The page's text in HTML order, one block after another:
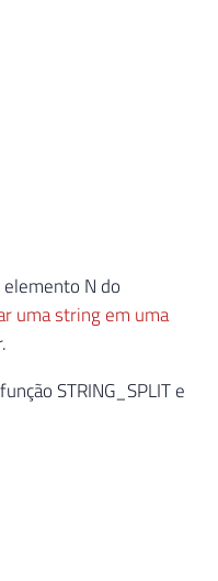
N do
uma string em uma
STRING_SPLIT e